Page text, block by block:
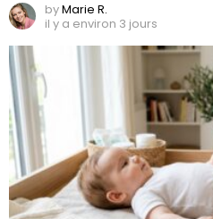
byMarie R.
il y a environ 3 jours